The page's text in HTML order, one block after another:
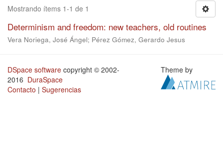
Mostrando ítems 1-1 de 1
Determinism and freedom: new teachers, old routines
Vera Noriega, José Ángel; Pérez Gómez, Gerardo Jesus
DSpace software copyright © 2002-
2016 DuraSpace
Contacto | Sugerencias
Theme by